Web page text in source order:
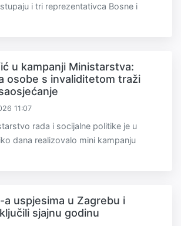
i tri reprezentativca Bosne i
u kampanji Ministarstva:
osobe s invaliditetom traži
11:07
rada i socijalne politike je u
dana realizovalo mini kampanju
a uspjesima u Zagrebu i
sjajnu godinu